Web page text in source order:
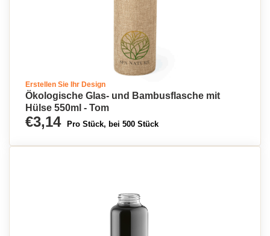
Erstellen Sie Ihr Design
Ökologische Glas- und Bambusflasche mit
Hülse 550ml - Tom
€3,14 Pro Stück, bei 500 Stück